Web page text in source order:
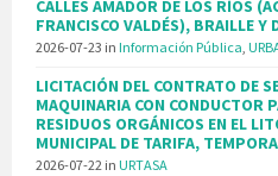
CALLES AMADOR DE LOS RÍOS
FRANCISCO VALDÉS), BRAILLE Y
2026-07-23 in Información Pública,
LICITACIÓN DEL CONTRATO DE
MAQUINARIA CON CONDUCTOR
RESIDUOS ORGÁNICOS EN EL
MUNICIPAL DE TARIFA,
2026-07-22 in URTASA